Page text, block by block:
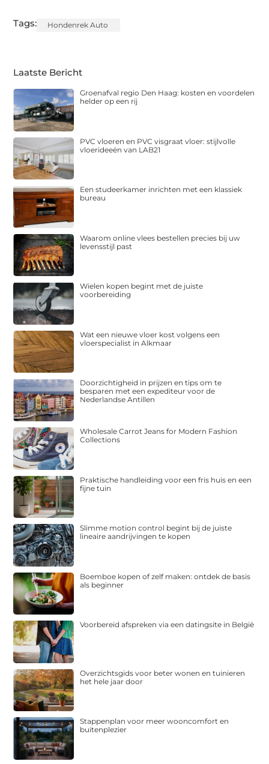
Tags: Hondenrek Auto
Laatste Bericht
Groenafval regio Den Haag: kosten en voordelen
helder op een rij
PVC vloeren en PVC visgraat vloer: stijlvolle
vloerideeën van LAB21
Een studeerkamer inrichten met een klassiek
bureau
Waarom online vlees bestellen precies bij uw
levensstijl past
Wielen kopen begint met de juiste
voorbereiding
Wat een nieuwe vloer kost volgens een
vloerspecialist in Alkmaar
Doorzichtigheid in prijzen en tips om te
besparen met een expediteur voor de
Nederlandse Antillen
Wholesale Carrot Jeans for Modern Fashion
Collections
Praktische handleiding voor een fris huis en een
fijne tuin
Slimme motion control begint bij de juiste
lineaire aandrijvingen te kopen
Boemboe kopen of zelf maken: ontdek de basis
als beginner
Voorbereid afspreken via een datingsite in België
Overzichtsgids voor beter wonen en tuinieren
het hele jaar door
Stappenplan voor meer wooncomfort en
buitenplezier